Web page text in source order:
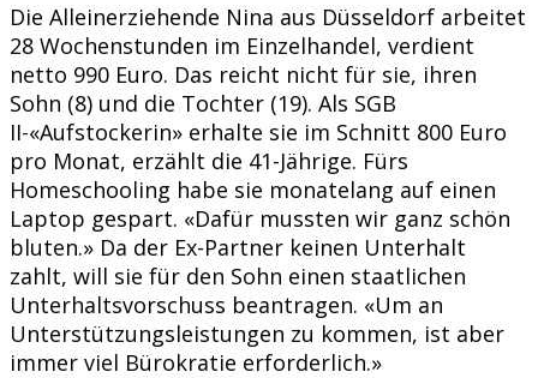
Die Alleinerziehende Nina aus Düsseldorf arbeitet
28 Wochenstunden im Einzelhandel, verdient
netto 990 Euro. Das reicht nicht für sie, ihren
Sohn (8) und die Tochter (19). Als SGB
II-«Aufstockerin» erhalte sie im Schnitt 800 Euro
pro Monat, erzählt die 41-Jährige. Fürs
Homeschooling habe sie monatelang auf einen
Laptop gespart. «Dafür mussten wir ganz schön
bluten.» Da der Ex-Partner keinen Unterhalt
zahlt, will sie für den Sohn einen staatlichen
Unterhaltsvorschuss beantragen. «Um an
Unterstützungsleistungen zu kommen, ist aber
immer viel Bürokratie erforderlich.»